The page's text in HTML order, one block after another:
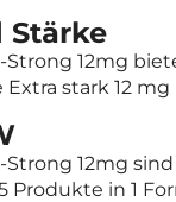
Stärke
Strong 12mg
Extra stark 12
Strong 12mg
Produkte in 1